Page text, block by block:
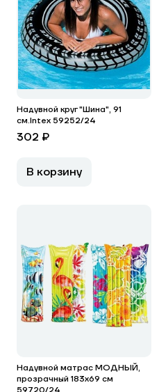
Надувной круг "Шина", 91
см.Intex 59252/24
302 ₽
В корзину
Надувной матрас МОДНЫЙ,
прозрачный 183х69 см